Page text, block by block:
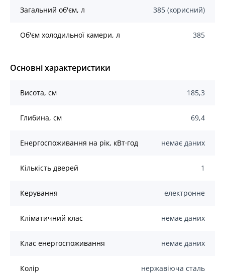
Загальний об'єм, л 385 (корисний)
Об'єм холодильної камери, л 385
Основні характеристики
Висота, см 185,3
Глибина, см 69,4
Енергоспоживання на рік, кВт·год немає даних
Кількість дверей 1
Керування електронне
Кліматичний клас немає даних
Клас енергоспоживання немає даних
Колір нержавіюча сталь